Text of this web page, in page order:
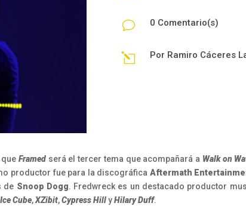
v 0 Comentario(s)
l Por Ramiro Cáceres
Framedserá el tercer tema que acompañará a Walk on
productor fue para la discográfica Aftermath
de Snoop Dogg. Fredwreck es un destacado productor
Ice Cube,XZibit,Cypress HillyHilary Duff.